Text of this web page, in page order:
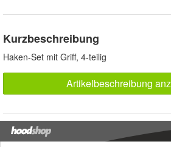
Kurzbeschreibung
Haken-Set mit Griff, 4-teilig
Artikelbeschreibung